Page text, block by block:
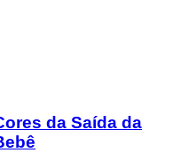
da Saída da